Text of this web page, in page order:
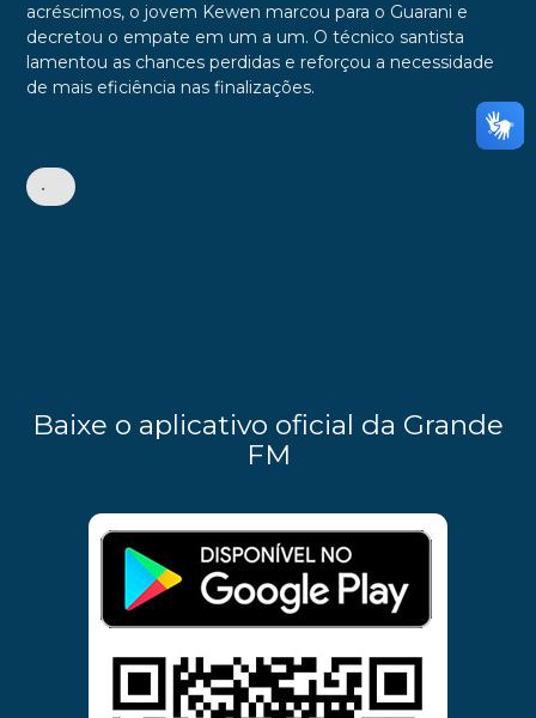
acréscimos, o jovem Kewen marcou para o Guarani e
decretou o empate em um a um. O técnico santista
lamentou as chances perdidas e reforçou a necessidade
de mais eficiência nas finalizações.
•
Baixe o aplicativo oficial da Grande
FM